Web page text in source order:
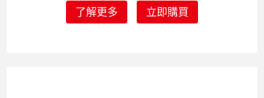
了解更多 立即購買